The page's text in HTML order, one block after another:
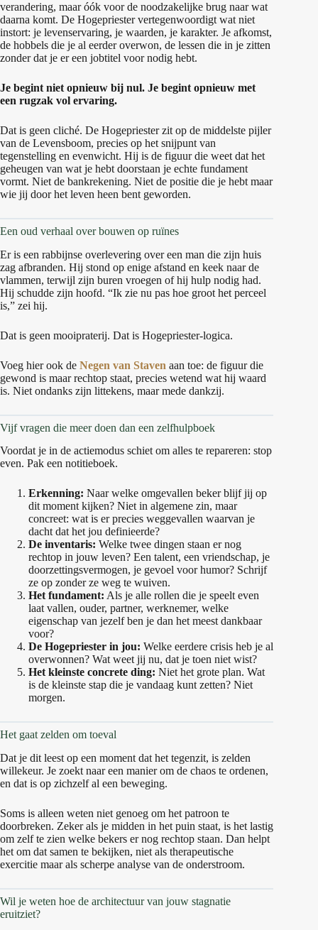
verandering, maar óók voor de noodzakelijke brug naar wat
daarna komt. De Hogepriester vertegenwoordigt wat niet
instort: je levenservaring, je waarden, je karakter. Je afkomst,
de hobbels die je al eerder overwon, de lessen die in je zitten
zonder dat je er een jobtitel voor nodig hebt.
Je begint niet opnieuw bij nul. Je begint opnieuw met
een rugzak vol ervaring.
Dat is geen cliché. De Hogepriester zit op de middelste pijler
van de Levensboom, precies op het snijpunt van
tegenstelling en evenwicht. Hij is de figuur die weet dat het
geheugen van wat je hebt doorstaan je echte fundament
vormt. Niet de bankrekening. Niet de positie die je hebt maar
wie jij door het leven heen bent geworden.
Een oud verhaal over bouwen op ruïnes
Er is een rabbijnse overlevering over een man die zijn huis
zag afbranden. Hij stond op enige afstand en keek naar de
vlammen, terwijl zijn buren vroegen of hij hulp nodig had.
Hij schudde zijn hoofd. “Ik zie nu pas hoe groot het perceel
is,” zei hij.
Dat is geen mooipraterij. Dat is Hogepriester-logica.
Voeg hier ook de Negen van Staven aan toe: de figuur die
gewond is maar rechtop staat, precies wetend wat hij waard
is. Niet ondanks zijn littekens, maar mede dankzij.
Vijf vragen die meer doen dan een zelfhulpboek
Voordat je in de actiemodus schiet om alles te repareren: stop
even. Pak een notitieboek.
Erkenning: Naar welke omgevallen beker blijf jij op
dit moment kijken? Niet in algemene zin, maar
concreet: wat is er precies weggevallen waarvan je
dacht dat het jou definieerde?
De inventaris: Welke twee dingen staan er nog
rechtop in jouw leven? Een talent, een vriendschap, je
doorzettingsvermogen, je gevoel voor humor? Schrijf
ze op zonder ze weg te wuiven.
Het fundament: Als je alle rollen die je speelt even
laat vallen, ouder, partner, werknemer, welke
eigenschap van jezelf ben je dan het meest dankbaar
voor?
De Hogepriester in jou: Welke eerdere crisis heb je al
overwonnen? Wat weet jij nu, dat je toen niet wist?
Het kleinste concrete ding: Niet het grote plan. Wat
is de kleinste stap die je vandaag kunt zetten? Niet
morgen.
Het gaat zelden om toeval
Dat je dit leest op een moment dat het tegenzit, is zelden
willekeur. Je zoekt naar een manier om de chaos te ordenen,
en dat is op zichzelf al een beweging.
Soms is alleen weten niet genoeg om het patroon te
doorbreken. Zeker als je midden in het puin staat, is het lastig
om zelf te zien welke bekers er nog rechtop staan. Dan helpt
het om dat samen te bekijken, niet als therapeutische
exercitie maar als scherpe analyse van de onderstroom.
Wil je weten hoe de architectuur van jouw stagnatie
eruitziet?